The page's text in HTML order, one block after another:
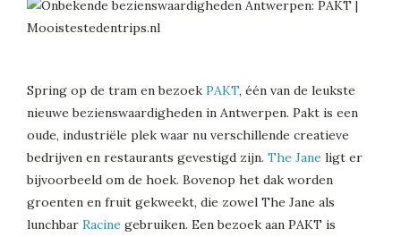
Spring op de tram en bezoek PAKT, één van de leukste
nieuwe bezienswaardigheden in Antwerpen. Pakt is een
oude, industriële plek waar nu verschillende creatieve
bedrijven en restaurants gevestigd zijn. The Jane ligt er
bijvoorbeeld om de hoek. Bovenop het dak worden
groenten en fruit gekweekt, die zowel The Jane als
lunchbar Racine gebruiken. Een bezoek aan PAKT is